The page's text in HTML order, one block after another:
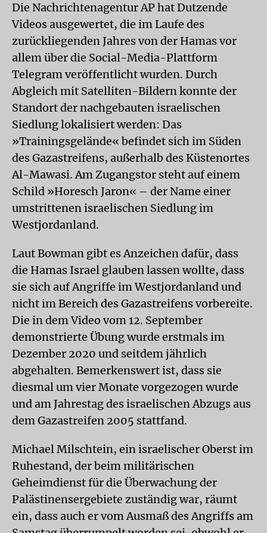
Die Nachrichtenagentur AP hat Dutzende
Videos ausgewertet, die im Laufe des
zurückliegenden Jahres von der Hamas vor
allem über die Social-Media-Plattform
Telegram veröffentlicht wurden. Durch
Abgleich mit Satelliten-Bildern konnte der
Standort der nachgebauten israelischen
Siedlung lokalisiert werden: Das
»Trainingsgelände« befindet sich im Süden
des Gazastreifens, außerhalb des Küstenortes
Al-Mawasi. Am Zugangstor steht auf einem
Schild »Horesch Jaron« – der Name einer
umstrittenen israelischen Siedlung im
Westjordanland.
Laut Bowman gibt es Anzeichen dafür, dass
die Hamas Israel glauben lassen wollte, dass
sie sich auf Angriffe im Westjordanland und
nicht im Bereich des Gazastreifens vorbereite.
Die in dem Video vom 12. September
demonstrierte Übung wurde erstmals im
Dezember 2020 und seitdem jährlich
abgehalten. Bemerkenswert ist, dass sie
diesmal um vier Monate vorgezogen wurde
und am Jahrestag des israelischen Abzugs aus
dem Gazastreifen 2005 stattfand.
Michael Milschtein, ein israelischer Oberst im
Ruhestand, der beim militärischen
Geheimdienst für die Überwachung der
Palästinensergebiete zuständig war, räumt
ein, dass auch er vom Ausmaß des Angriffs am